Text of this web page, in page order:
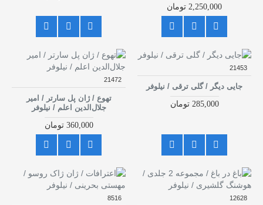
2,250,000 تومان
21453
جایی دیگر / گلی ترقی / نیلوفر
285,000 تومان
21472
تهوع / ژان پل سارتر / امیر
جلال‌الدین اعلم / نیلوفر
360,000 تومان
12628
8516